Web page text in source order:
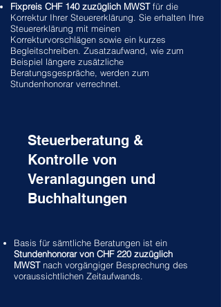
Fixpreis CHF 140 zuzüglich MWSTfür die
Korrektur Ihrer Steuererklärung. Sie erhalten Ihre
Steuererklärung mit meinen
Korrekturvorschlägen sowie ein kurzes
Begleitschreiben. Zusatzaufwand, wie zum
Beispiel längere zusätzliche
Beratungsgespräche, werden zum
Stundenhonorar verrechnet.
Steuerberatung &
Kontrolle von
Veranlagungen und
Buchhaltungen
Basis für sämtliche Beratungen ist ein
Stundenhonorar von CHF 220 zuzüglich
MWSTnach vorgängiger Besprechung des
voraussichtlichen Zeitaufwands.